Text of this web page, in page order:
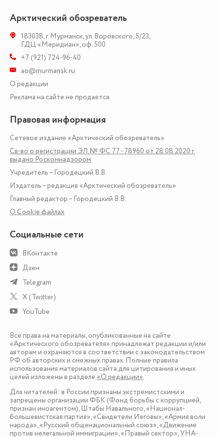
Арктический обозреватель
183038,г. Мурманск,ул. Воровского, 5/23,
ГДЦ «Меридиан», оф. 500
+7 (921) 724-96-40
ao@murmansk.ru
О редакции
Реклама на сайте не продаётся
Правовая информация
Сетевое издание «Арктический обозреватель»
Св-во о регистрации ЭЛ № ФС 77 - 78960 от 28.08.2020 г.
выдано Роскомнадзором
Учредитель – Городецкий В.В.
Издатель – редакция «Арктический обозреватель»
Главный редактор – Городецкий В.В.
О Сookie файлах
Социальные сети
ВКонтакте
Дзен
Telegram
X (Twitter)
YouTube
Все права на материалы, опубликованные на сайте
«Арктического обозревателя» принадлежат редакции и/или
авторам и охраняются в соответствии с законодательством
РФ об авторских и смежных правах. Полные правила
использования материалов сайта для цитирования и иных
целей изложены в разделе «О редакции».
Для читателей: в России признаны экстремистскими и
запрещены организации ФБК (Фонд борьбы с коррупцией,
признан иноагентом), Штабы Навального, «Национал-
большевистская партия», «Свидетели Иеговы», «Армия воли
народа», «Русский общенациональный союз», «Движение
против нелегальной иммиграции», «Правый сектор», УНА-